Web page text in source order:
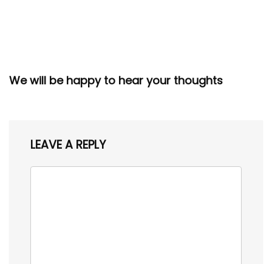
We will be happy to hear your thoughts
LEAVE A REPLY